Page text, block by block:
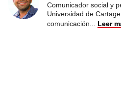
Comunicador social y
Universidad de
comunicación
Leer